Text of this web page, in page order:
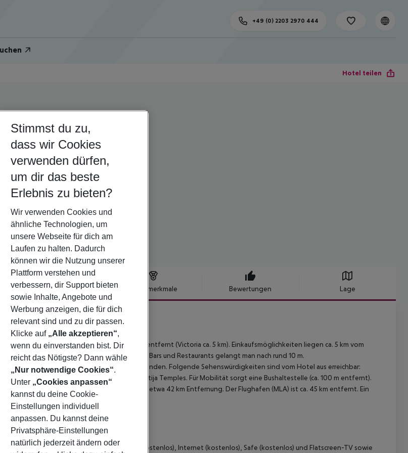
+49 (0) 2203 2970 444
Hotel teilen
Hotelbeschreibung Hotelmerkmale Bewertungen Lage
Hotel
4
Hotel (Sannat) liegt ca. 5 km von xLENDI entfernt (Victoria ca. 5 km). Einkaufsmöglichkeiten liegen ca. 5 km vom
nach ca. 2 km zu erreichen. Zu den nächsten Bars und Restaurants gelangt man nach rund 10 m.
wie ein Kino sind in ca. 5 km Entfernung zu finden. Folgende Sehenswürdigkeiten sind vom Hotel aus erreichbar:
8 km), San Lawrenz Cliffs (ca. 8 km) und Ġgantija Temples. Für Mobilität sorgt eine Bushaltestelle (ca. 100 m entfernt).
im Notfall befindet sich ein Krankenhaus in etwa 42 km Entfernung. Der Flughafen (MLA) ist ca. 45 km entfernt. Ein
liegt in etwa 0 m Entfernung.
sind ausgestattet mit Wasserkocher (kostenlos), Internet (kostenlos), Safe (kostenlos) und Flatscreen-TV sowie
Stimmst du zu,
dass wir Cookies
verwenden dürfen,
um dir das beste
Erlebnis zu bieten?
Wir verwenden Cookies und
ähnliche Technologien, um
unsere Webseite für dich am
Laufen zu halten. Dadurch
können wir die Nutzung unserer
Plattform verstehen und
verbessern, dir Support bieten
sowie Inhalte, Angebote und
Werbung anzeigen, die für dich
relevant sind und zu dir passen.
Klicke auf „Alle akzeptieren“,
wenn du einverstanden bist. Dir
reicht das Nötigste? Dann wähle
„Nur notwendige Cookies“.
Unter „Cookies anpassen“
kannst du deine Cookie-
Einstellungen individuell
anpassen. Du kannst deine
Privatsphäre-Einstellungen
natürlich jederzeit ändern oder